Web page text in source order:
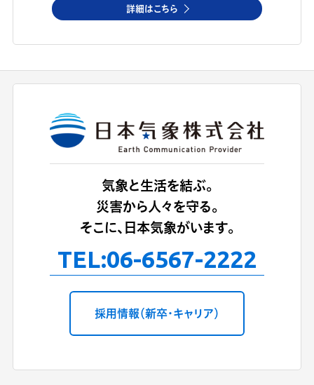
詳細はこちら
気象と生活を結ぶ。
災害から人々を守る。
そこに、日本気象がいます。
TEL:06-6567-2222
採用情報（新卒・キャリア）